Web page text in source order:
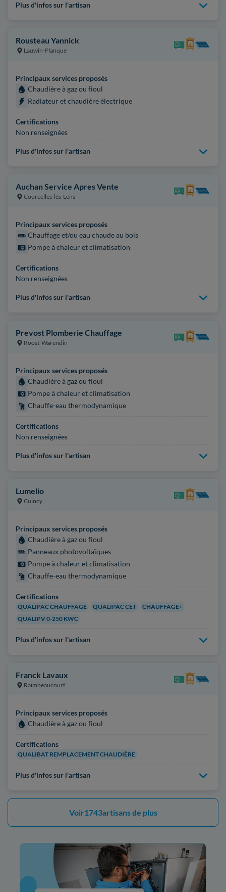
Plus d'infos sur l'artisan
Rousteau Yannick
Lauwin-Planque
Principaux services proposés
Chaudière à gaz ou fioul
Radiateur et chaudière électrique
Certifications
Non renseignées
Plus d'infos sur l'artisan
Auchan Service Apres Vente
Courcelles-lès-Lens
Principaux services proposés
Chauffage et/ou eau chaude au bois
Pompe à chaleur et climatisation
Certifications
Non renseignées
Plus d'infos sur l'artisan
Prevost Plomberie Chauffage
Roost-Warendin
Principaux services proposés
Chaudière à gaz ou fioul
Pompe à chaleur et climatisation
Chauffe-eau thermodynamique
Certifications
Non renseignées
Plus d'infos sur l'artisan
Lumelio
Cuincy
Principaux services proposés
Chaudière à gaz ou fioul
Panneaux photovoltaïques
Pompe à chaleur et climatisation
Chauffe-eau thermodynamique
Certifications
QUALIPAC CHAUFFAGE QUALIPAC CET
CHAUFFAGE+
QUALIPV 0-250 KWC
Plus d'infos sur l'artisan
Franck Lavaux
Raimbeaucourt
Principaux services proposés
Chaudière à gaz ou fioul
Certifications
QUALIBAT REMPLACEMENT CHAUDIÈRE
Plus d'infos sur l'artisan
Voir1743artisans de plus